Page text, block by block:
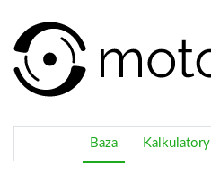
Baza Kalkulatory